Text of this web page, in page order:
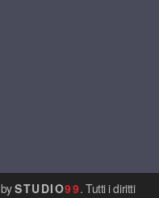
bySTUDIO99. Tutti i diritti